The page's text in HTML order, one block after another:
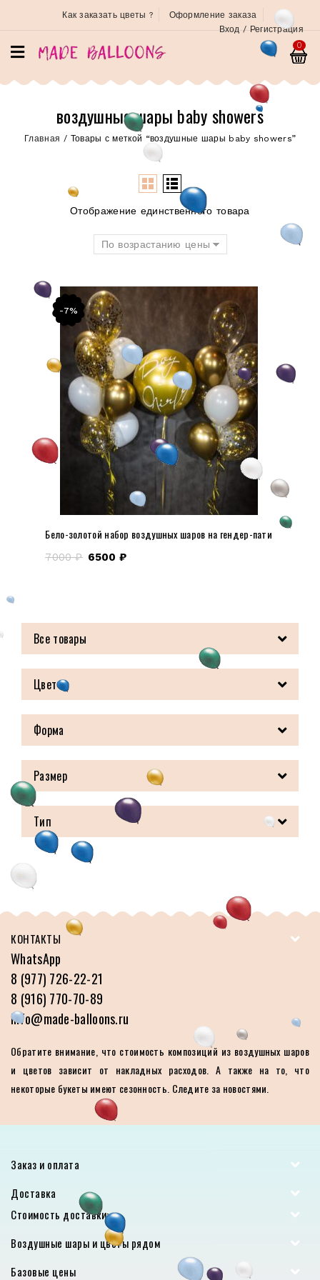
Как заказать цветы ?
Оформление заказа
Вход / Регистрация
0
воздушные шары baby showers
Главная / Товары с меткой “воздушные шары baby showers”
Отображение единственного товара
По возрастанию цены
-7%
Бело-золотой набор воздушных шаров на гендер-пати
7000₽ 6500 ₽
Все товары
Цвет
Форма
Размер
Тип
КОНТАКТЫ
WhatsApp
8 (977) 726-22-21
8 (916) 770-70-89
info@made-balloons.ru
Обратите внимание, что стоимость композиций из воздушных шаров
и цветов зависит от накладных расходов. А также на то, что
некоторые букеты имеют сезонность. Следите за новостями.
Заказ и оплата
Доставка
Стоимость доставки:
Воздушные шары и цветы рядом
Базовые цены